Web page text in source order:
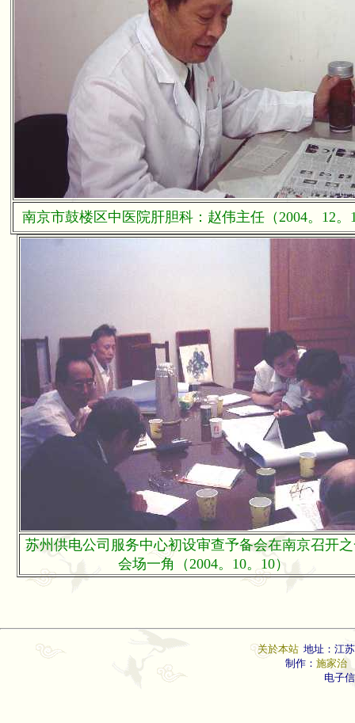
南京市鼓楼区中医院肝胆科：赵伟主任（2004。12。
苏州供电公司服务中心初设审查予备会在南京召开
会场一角（2004。10。10）
关於本站 地址：江
制作： 施家治
电子